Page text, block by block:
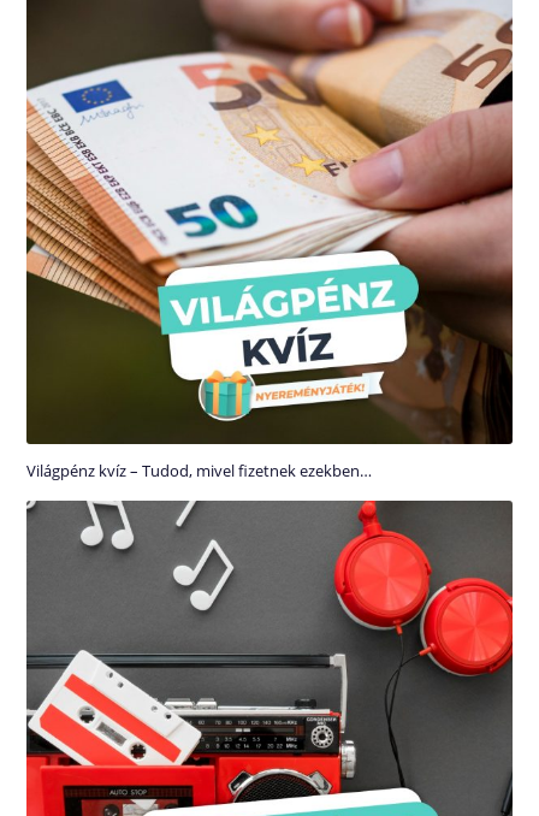
Világpénz kvíz – Tudod, mivel fizetnek ezekben…